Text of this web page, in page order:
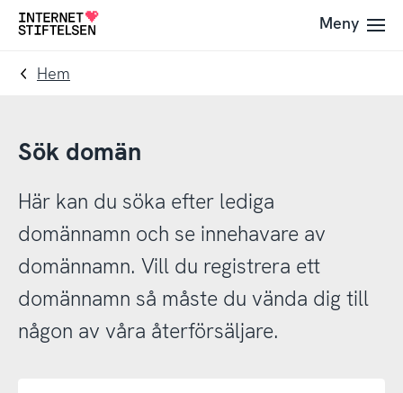
Till
navigering
Till
innehåll
Till
Meny
Hem
Sök domän
Här kan du söka efter lediga
domännamn och se innehavare av
domännamn. Vill du registrera ett
domännamn så måste du vända dig till
någon av våra återförsäljare.